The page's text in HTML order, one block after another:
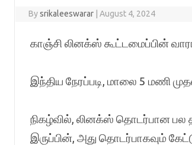
Bysrikaleeswarar August 4, 2024
காஞ்சி லினக்ஸ் கூட்டமைப்பின்
இந்திய நேரப்படி, மாலை 5 மணி
நிகழ்வில், லினக்ஸ் தொடர்பான பல
இருப்பின், அது தொடர்பாகவும்